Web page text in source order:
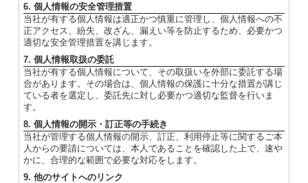
6. 個人情報の安全管理措置
当社が有する個人情報は適正かつ慎重に管理し、個人情報への不
正アクセス、紛失、改ざん、漏えい等を防止するため、必要かつ
適切な安全管理措置を講じます。
7. 個人情報取扱の委託
当社が有する個人情報について、その取扱いを外部に委託する場
合があります。その場合は、個人情報の保護に十分な措置が講じ
ている者を選定し、委託先に対し必要かつ適切な監督を行いま
す。
8. 個人情報の開示・訂正等の手続き
当社が管理する個人情報の開示、訂正、利用停止等に関するご本
人からの要請については、本人であることを確認した上で、速や
かに、合理的な範囲で必要な対応をします。
9. 他のサイトへのリンク